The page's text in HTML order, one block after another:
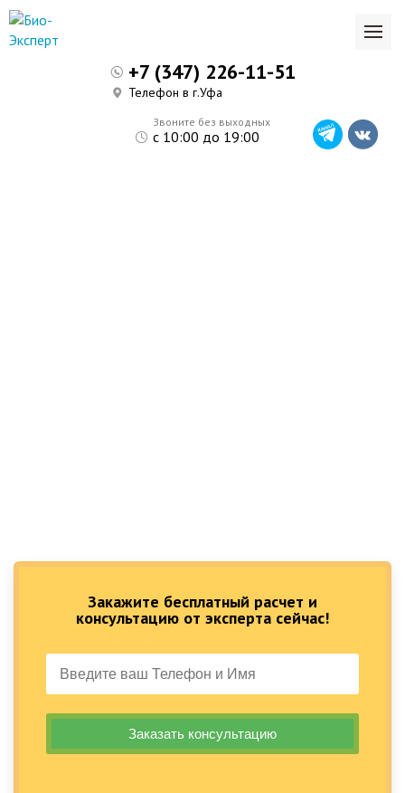
Закажите бесплатный расчет и
консультацию от эксперта сейчас!
Звоните без выходных
с 10:00 до 19:00
+7 (347) 226-11-51
Телефон в г.Уфа